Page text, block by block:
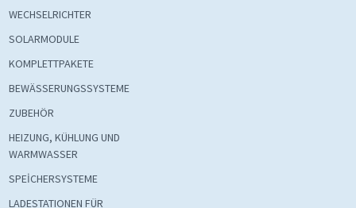
WECHSELRICHTER
SOLARMODULE
KOMPLETTPAKETE
BEWÄSSERUNGSSYSTEME
ZUBEHÖR
HEIZUNG, KÜHLUNG UND
WARMWASSER
SPEİCHERSYSTEME
LADESTATIONEN FÜR